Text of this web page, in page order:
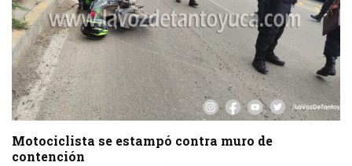
Motociclista se estampó contra muro de
contención